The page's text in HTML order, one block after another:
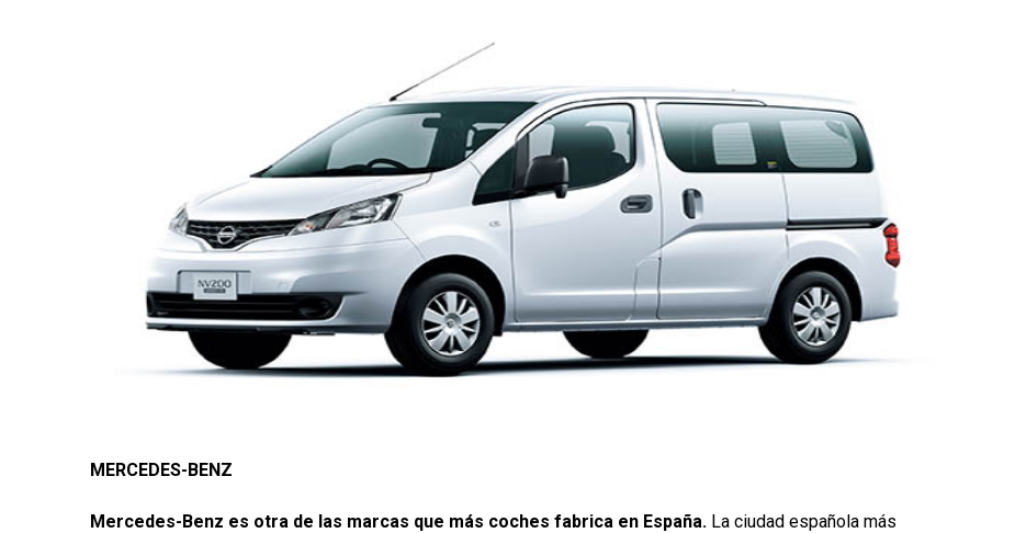
MERCEDES-BENZ
Mercedes-Benz es otra de las marcas que más coches fabrica en España. La ciudad española más